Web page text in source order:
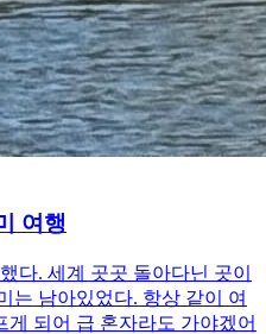
여행
다. 세계 곳곳 돌아다닌 곳이
는 남아있었다. 항상 같이 여
되어 급 혼자라도 가야겠어